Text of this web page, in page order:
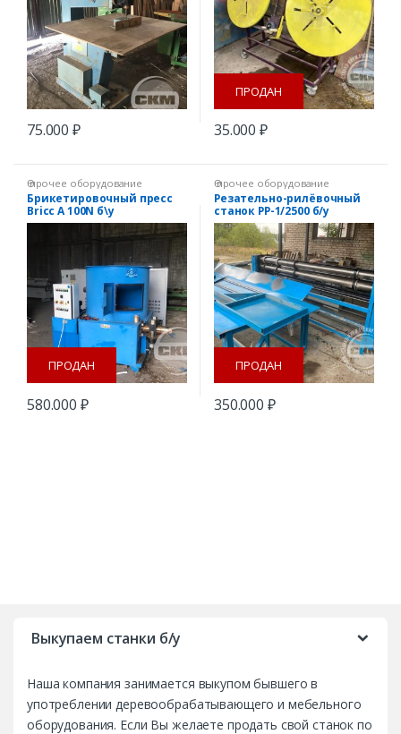
75.000₽
ПРОДАН
35.000₽
Ѳ прочее оборудование
Брикетировочный пресс
Bricc A 100N б\у
ПРОДАН
580.000 ₽
Ѳ прочее оборудование
Резательно-рилёвочный
станок РР-1/2500 б/у
ПРОДАН
350.000 ₽
Выкупаем станки б/у
Наша компания занимается выкупом бывшего в
употреблении деревообрабатывающего и мебельного
оборудования. Если Вы желаете продать свой станок по